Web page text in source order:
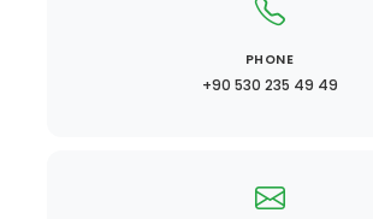
PHONE
+90 530 235 49 49